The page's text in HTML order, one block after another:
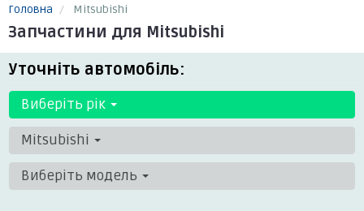
Головна Mitsubishi
Запчастини для Mitsubishi
Уточніть автомобіль:
Виберіть рік
Mitsubishi
Виберіть модель